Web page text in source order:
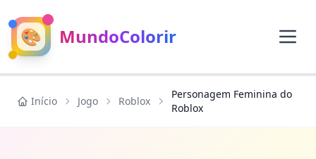
🎨 MundoColorir
Início Jogo Roblox
Personagem Feminina do
Roblox